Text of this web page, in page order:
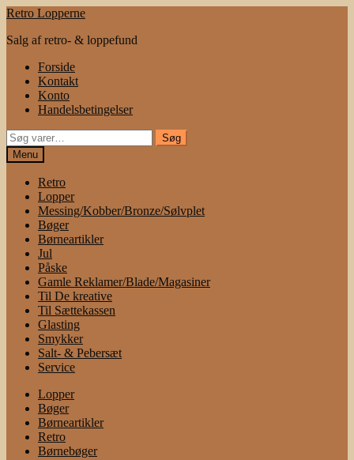
Spring
navigation
Spring
indhold
Retro Lopperne
Salg af retro- & loppefund
Forside
Kontakt
Konto
Handelsbetingelser
Søg
efter:
Søg
Menu
Retro
Lopper
Messing/Kobber/Bronze/Sølvplet
Bøger
Børneartikler
Jul
Påske
Gamle Reklamer/Blade/Magasiner
Til De kreative
Til Sættekassen
Glasting
Smykker
Salt- & Pebersæt
Service
Lopper
Bøger
Børneartikler
Retro
Børnebøger